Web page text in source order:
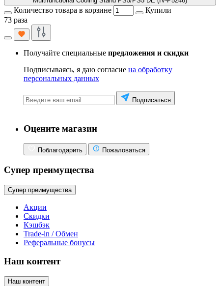
Количество товара в корзине
Купили
73 раза
Получайте специальные предложения и скидки
Подписываясь, я даю согласие на обработку
персональных данных
Подписаться
Оцените магазин
Поблагодарить Пожаловаться
Супер преимущества
Супер преимущества
Акции
Скидки
Кэшбэк
Trade-in / Обмен
Реферальные бонусы
Наш контент
Наш контент